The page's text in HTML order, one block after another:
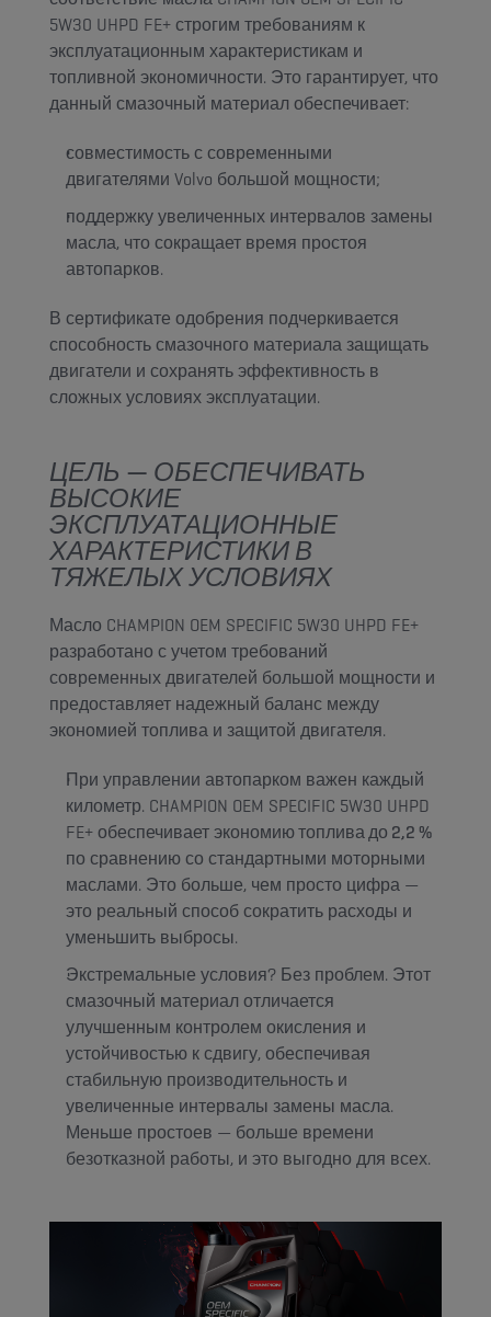
5W30 UHPD FE+ строгим требованиям к
эксплуатационным характеристикам и
топливной экономичности. Это гарантирует, что
данный смазочный материал обеспечивает:
совместимость с современными
двигателями Volvo большой мощности;
поддержку увеличенных интервалов замены
масла, что сокращает время простоя
автопарков.
В сертификате одобрения подчеркивается
способность смазочного материала защищать
двигатели и сохранять эффективность в
сложных условиях эксплуатации.
ЦЕЛЬ — ОБЕСПЕЧИВАТЬ
ВЫСОКИЕ
ЭКСПЛУАТАЦИОННЫЕ
ХАРАКТЕРИСТИКИ В
ТЯЖЕЛЫХ УСЛОВИЯХ
Масло CHAMPION OEM SPECIFIC 5W30 UHPD FE+
разработано с учетом требований
современных двигателей большой мощности и
предоставляет надежный баланс между
экономией топлива и защитой двигателя.
При управлении автопарком важен каждый
километр. CHAMPION OEM SPECIFIC 5W30 UHPD
FE+ обеспечиваетэкономию топлива до 2,2 %
по сравнению со стандартными моторными
маслами. Это больше, чем просто цифра —
это реальный способ сократить расходы и
уменьшить выбросы.
Экстремальные условия? Без проблем. Этот
смазочный материал отличается
улучшенным контролем окисления и
устойчивостью к сдвигу, обеспечивая
стабильную производительность и
увеличенные интервалы замены масла.
Меньше простоев — больше времени
безотказной работы, и это выгодно для всех.